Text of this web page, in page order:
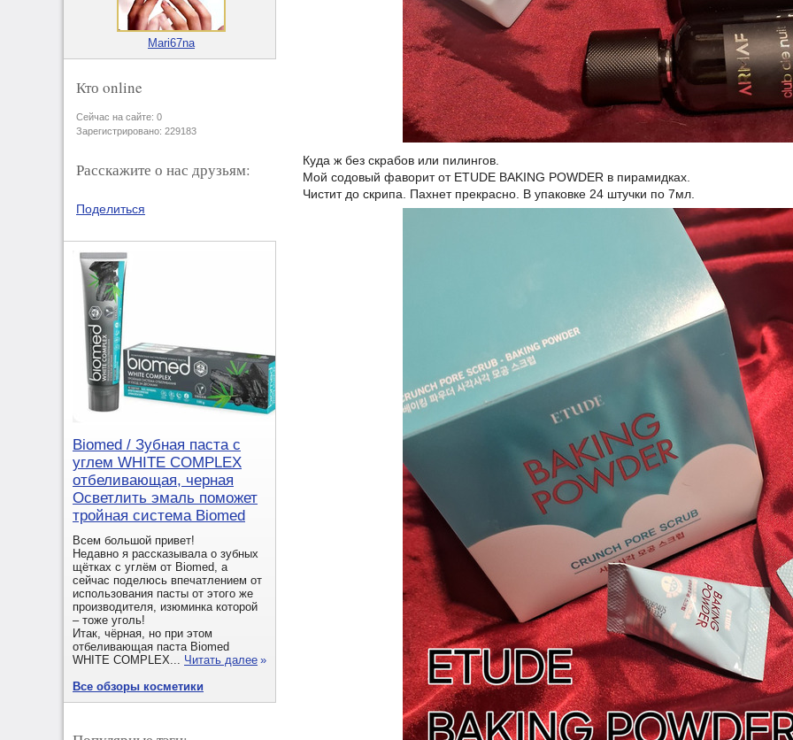
Куда ж без скрабов или пилингов.
Мой содовый фаворит от ETUDE BAKING POWDER в пирамидках.
Чистит до скрипа. Пахнет прекрасно. В упаковке 24 штучки по 7мл.
Mari67na
Кто online
Сейчас на сайте: 0
Зарегистрировано: 229183
Расскажите о нас друзьям:
Поделиться
Biomed / Зубная паста с
углем WHITE COMPLEX
отбеливающая, черная
Осветлить эмаль поможет
тройная система Biomed
Всем большой привет!
Недавно я рассказывала о зубных
щётках с углём от Biomed, а
сейчас поделюсь впечатлением от
использования пасты от этого же
производителя, изюминка которой
– тоже уголь!
Итак, чёрная, но при этом
отбеливающая паста Biomed
WHITE COMPLEX... Читать далее »
Все обзоры косметики